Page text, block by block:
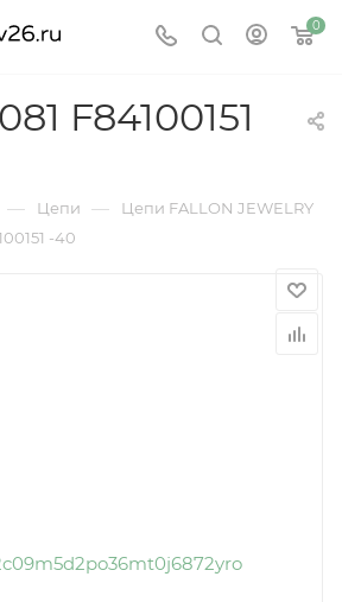
0
F84100151
— Цепи — Цепи FALLON JEWELRY
-40